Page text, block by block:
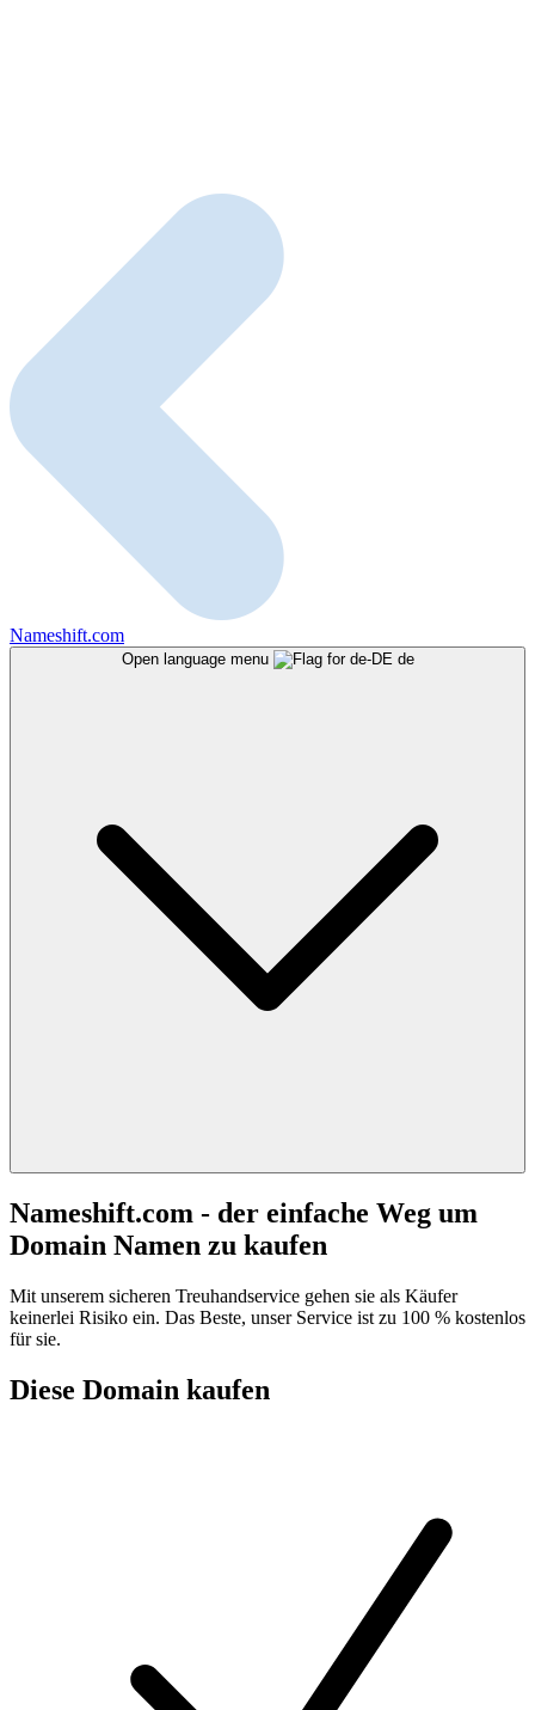
Nameshift.com
Open language menu de
Nameshift.com - der einfache Weg um
Domain Namen zu kaufen
Mit unserem sicheren Treuhandservice gehen sie als Käufer
keinerlei Risiko ein. Das Beste, unser Service ist zu 100 % kostenlos
für sie.
Diese Domain kaufen